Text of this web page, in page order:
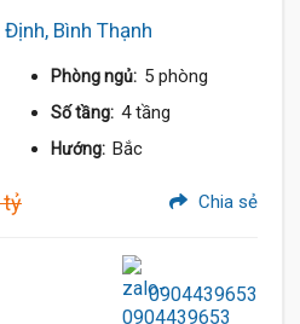
Bình Thạnh
Phòng ngủ: 5 phòng
Số tầng: 4 tầng
Hướng: Bắc
tỷ Chia sẻ
0904439653